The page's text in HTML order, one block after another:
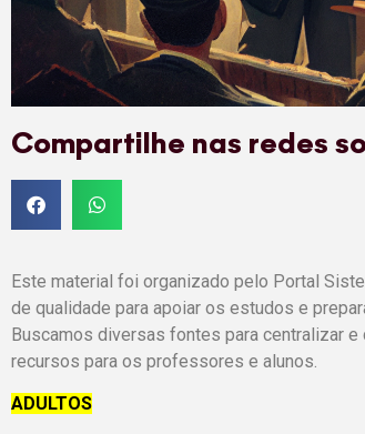
Compartilhe nas redes
Este material foi organizado pelo Portal
de qualidade para apoiar os estudos e
Buscamos diversas fontes para centralizar
recursos para os professores e alunos.
ADULTOS